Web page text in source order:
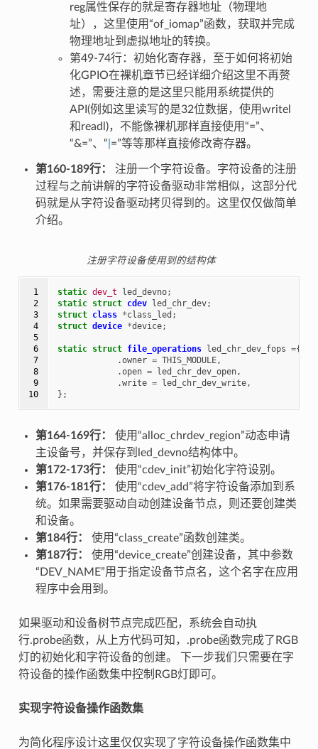
reg属性保存的就是寄存器地址（物理地
址），这里使用“of_iomap”函数，获取并完成
物理地址到虚拟地址的转换。
第49-74行：初始化寄存器，至于如何将初始
化GPIO在裸机章节已经详细介绍这里不再赘
述，需要注意的是这里只能用系统提供的
API(例如这里读写的是32位数据，使用writel
和readl)，不能像裸机那样直接使用“=”、
“&=”、“ =”等等那样直接修改寄存器。
第160-189行：
注册一个字符设备。字符设备的注册
过程与之前讲解的字符设备驱动非常相似，这部分代
码就是从字符设备驱动拷贝得到的。这里仅仅做简单
介绍。
注册字符设备使用到的结构体
1
2
3
4
5
6
7
8
9
10
static dev_t led_devno;
static struct cdev led_chr_dev;
struct class *class_led ;
struct device *device;
static struct file_operations led_chr_dev_fops ={
.owner = THIS_MODULE,
.open = led_chr_dev_open,
.write = led_chr_dev_write,
};
第164-169行：
使用“alloc_chrdev_region”动态申请
主设备号，并保存到led_devno结构体中。
第172-173行：
使用“cdev_init”初始化字符设别。
第176-181行：
使用“cdev_add”将字符设备添加到系
统。如果需要驱动自动创建设备节点，则还要创建类
和设备。
第184行：
使用“class_create”函数创建类。
第187行：
使用“device_create”创建设备，其中参数
“DEV_NAME”用于指定设备节点名，这个名字在应用
程序中会用到。
如果驱动和设备树节点完成匹配，系统会自动执
行.probe函数，从上方代码可知，.probe函数完成了RGB
灯的初始化和字符设备的创建。 下一步我们只需要在字
符设备的操作函数集中控制RGB灯即可。
实现字符设备操作函数集
为简化程序设计这里仅仅实现了字符设备操作函数集中